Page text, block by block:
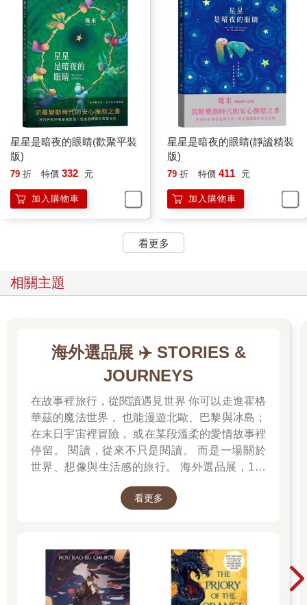
星星是暗夜的眼睛(歡聚平裝
版)
79 折 特價 332 元
加入購物車
星星是暗夜的眼睛(靜謐精裝
版)
79 折 特價 411 元
加入購物車
看更多
相關主題
海外選品展 ✈️ STORIES &
JOURNEYS
在故事裡旅行，從閱讀遇見世界 你可以走進霍格
華茲的魔法世界， 也能漫遊北歐、巴黎與冰島；
在末日宇宙裡冒險， 或在某段溫柔的愛情故事裡
停留。 閱讀，從來不只是閱讀。 而是一場關於
世界、想像與生活感的旅行。 海外選品展，1折
看更多